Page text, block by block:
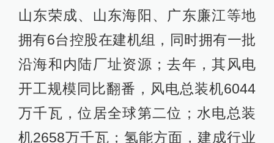
山东荣成、山东海阳、广东廉江等地
拥有6台控股在建机组，同时拥有一批
沿海和内陆厂址资源；去年，其风电
开工规模同比翻番，风电总装机6044
万千瓦，位居全球第二位；水电总装
机2658万千瓦；氢能方面，建成行业